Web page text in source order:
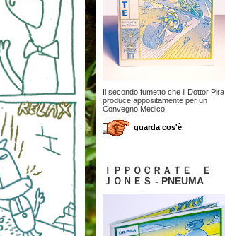
Il secondo fumetto che il Dottor Pira
produce appositamente per un
Convegno Medico
guarda cos'è
ＩＰＰＯＣＲＡＴＥ Ｅ
ＪＯＮＥＳ - PNEUMA